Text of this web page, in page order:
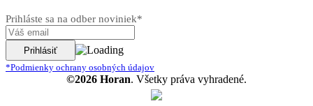
Prihláste sa na odber noviniek*
*Podmienky ochrany osobných údajov
©2026 Horan. Všetky práva vyhradené.